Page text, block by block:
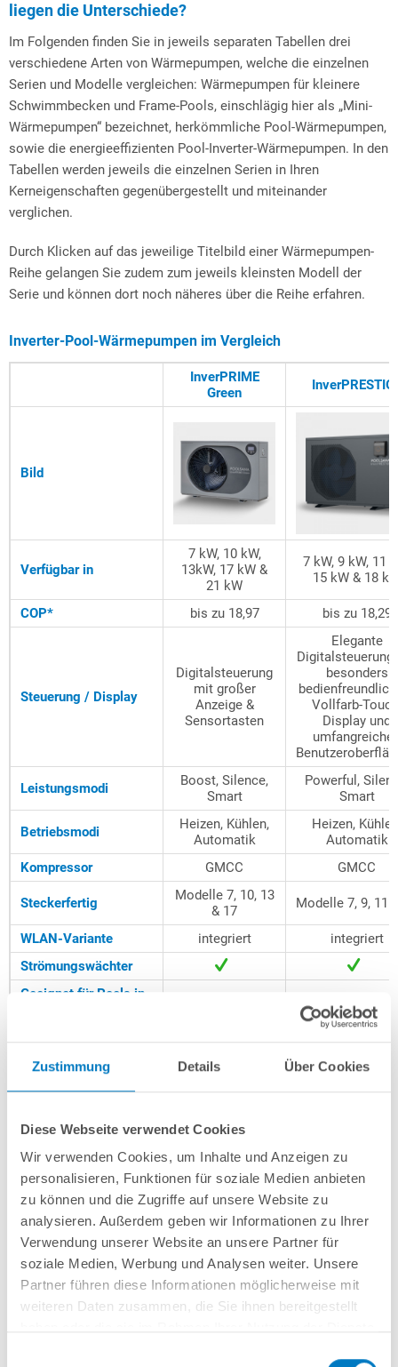
Zustimmung Details Über Cookies
Diese Webseite verwendet Cookies
Wir verwenden Cookies, um Inhalte und Anzeigen zu
personalisieren, Funktionen für soziale Medien anbieten
zu können und die Zugriffe auf unsere Website zu
analysieren. Außerdem geben wir Informationen zu Ihrer
Verwendung unserer Website an unsere Partner für
soziale Medien, Werbung und Analysen weiter. Unsere
Partner führen diese Informationen möglicherweise mit
weiteren Daten zusammen, die Sie ihnen bereitgestellt
liegen die Unterschiede?
Im Folgenden finden Sie in jeweils separaten Tabellen drei
verschiedene Arten von Wärmepumpen, welche die einzelnen
Serien und Modelle vergleichen: Wärmepumpen für kleinere
Schwimmbecken und Frame-Pools, einschlägig hier als „Mini-
Wärmepumpen“ bezeichnet, herkömmliche Pool-Wärmepumpen,
sowie die energieeffizienten Pool-Inverter-Wärmepumpen. In den
Tabellen werden jeweils die einzelnen Serien in Ihren
Kerneigenschaften gegenübergestellt und miteinander
verglichen.
Durch Klicken auf das jeweilige Titelbild einer Wärmepumpen-
Reihe gelangen Sie zudem zum jeweils kleinsten Modell der
Serie und können dort noch näheres über die Reihe erfahren.
Inverter-Pool-Wärmepumpen im Vergleich
InverPRIME
Green
Bild
Verfügbar in
7 kW, 10 kW,
13kW, 17 kW &
21 kW
7 kW, 9 kW, 11
15 kW & 18
COP* bis zu 18,97 bis zu 18,29
Steuerung / Display
Digitalsteuerung
mit großer
Anzeige &
Sensortasten
Elegante
Digitalsteuerung
besonders
Vollfarb-
Display und
Leistungsmodi
Boost, Silence,
Smart
Powerful,
Smart
Betriebsmodi
Heizen, Kühlen,
Automatik
Heizen,
Automatik
Kompressor
GMCC GMCC
Steckerfertig
Modelle 7, 10, 13
& 17
Modelle 7, 9, 11
WLAN-Variante integriert
integriert
Strömungswächter
Geeignet für Pools in
bis max. 70 m
Abtaufunktion
Modellspezifische
Besonderheiten
umweltfreundlich
durch R290
Kältemittel
Vollfarb-
Display
Empfohlener
Mindestdurchfluss**
3,32-9,11 m /h 3,1-7,8 m
Gehäusematerial
Schutzlackiertes
Metall
Metall